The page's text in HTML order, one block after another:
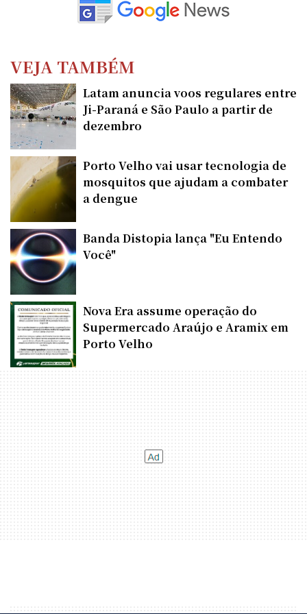
VEJA TAMBÉM
Latam anuncia voos regulares entre
Ji-Paraná e São Paulo a partir de
dezembro
Porto Velho vai usar tecnologia de
mosquitos que ajudam a combater
a dengue
Banda Distopia lança "Eu Entendo
Você"
Nova Era assume operação do
Supermercado Araújo e Aramix em
Porto Velho